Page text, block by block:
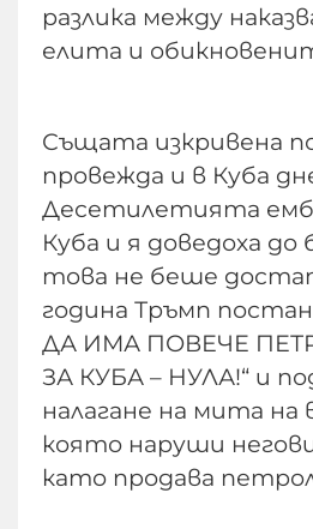
разлика между
елита и
Същата изкривена
провежда и в Куба
Десетилетията
Куба и я доведоха
това не беше
година Тръмп
ДА ИМА ПОВЕЧЕ
ЗА КУБА – НУЛА!“ и
налагане на мита на
която наруши
като продава